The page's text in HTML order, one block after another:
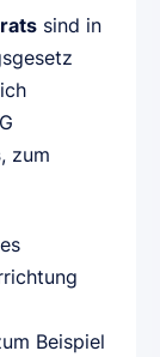
sind in
, zum
Beispiel